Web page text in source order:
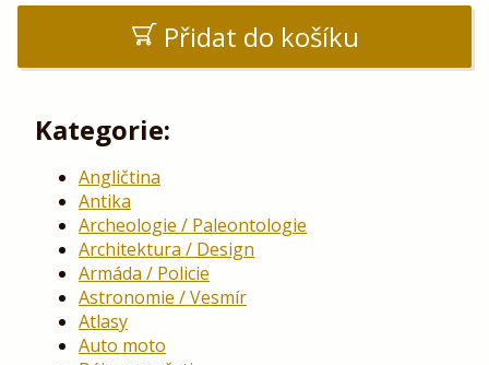
Přidat do košíku
Kategorie:
Angličtina
Antika
Archeologie / Paleontologie
Architektura / Design
Armáda / Policie
Astronomie / Vesmír
Atlasy
Auto moto